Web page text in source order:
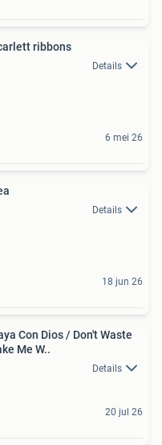
ribbons
Details
6 mei 26
Details
18 jun 26
Con Dios / Don't Waste
Me W..
Details
20 jul 26